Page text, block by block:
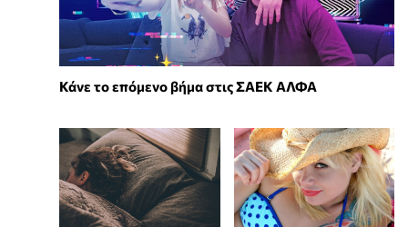
Κάνε το επόμενο βήμα στις ΣΑΕΚ ΑΛΦΑ